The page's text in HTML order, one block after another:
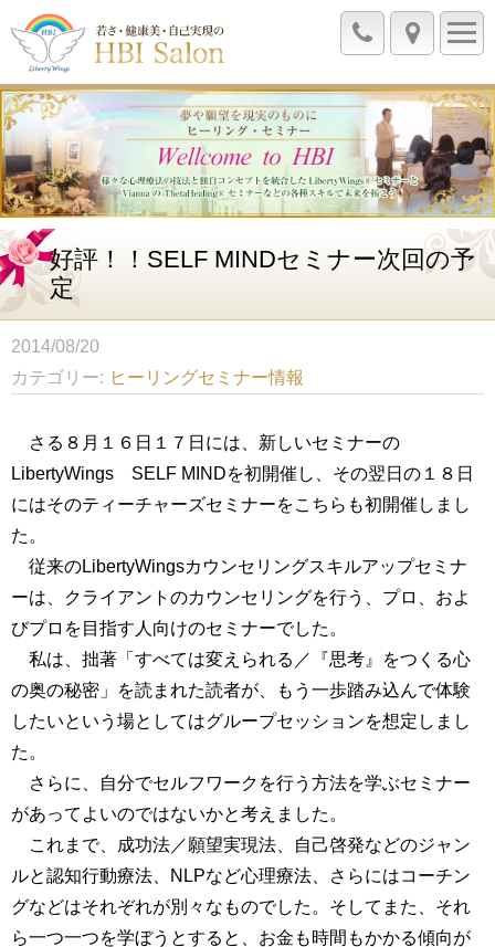
好評！！SELF MINDセミナー次回の予
定
2014/08/20
カテゴリー
ヒーリングセミナー情報
さる８月１６日１７日には、新しいセミナーの
LibertyWings SELF MINDを初開催し、その翌日の１８日
にはそのティーチャーズセミナーをこちらも初開催しまし
た。
従来のLibertyWingsカウンセリングスキルアップセミナ
ーは、クライアントのカウンセリングを行う、プロ、およ
びプロを目指す人向けのセミナーでした。
私は、拙著「すべては変えられる／『思考』をつくる心
の奥の秘密」を読まれた読者が、もう一歩踏み込んで体験
したいという場としてはグループセッションを想定しまし
た。
さらに、自分でセルフワークを行う方法を学ぶセミナー
があってよいのではないかと考えました。
これまで、成功法／願望実現法、自己啓発などのジャン
ルと認知行動療法、NLPなど心理療法、さらにはコーチン
グなどはそれぞれが別々なものでした。そしてまた、それ
ら一つ一つを学ぼうとすると、お金も時間もかかる傾向が